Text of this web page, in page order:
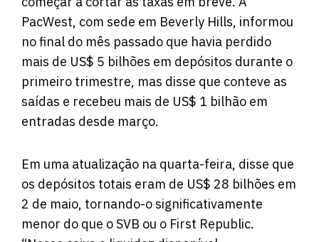
PacWest, com sede em Beverly Hills, informou
no final do mês passado que havia perdido
mais de US$ 5 bilhões em depósitos durante o
primeiro trimestre, mas disse que conteve as
saídas e recebeu mais de US$ 1 bilhão em
entradas desde março.
Em uma atualização na quarta-feira, disse que
os depósitos totais eram de US$ 28 bilhões em
2 de maio, tornando-o significativamente
menor do que o SVB ou o First Republic.